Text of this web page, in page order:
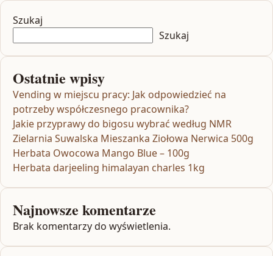
Szukaj
Szukaj
Ostatnie wpisy
Vending w miejscu pracy: Jak odpowiedzieć na
potrzeby współczesnego pracownika?
Jakie przyprawy do bigosu wybrać według NMR
Zielarnia Suwalska Mieszanka Ziołowa Nerwica 500g
Herbata Owocowa Mango Blue – 100g
Herbata darjeeling himalayan charles 1kg
Najnowsze komentarze
Brak komentarzy do wyświetlenia.